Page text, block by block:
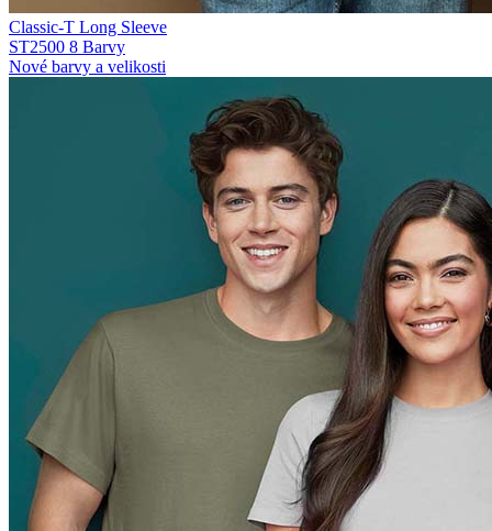
Classic-T Long Sleeve
ST2500 8 Barvy
Nové barvy a velikosti